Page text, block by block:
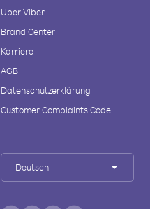
Über Viber
Brand Center
Karriere
AGB
Datenschutzerklärung
Customer Complaints Code
Deutsch